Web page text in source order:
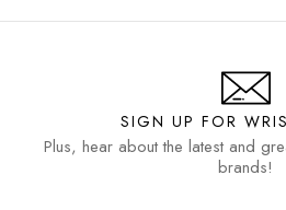
SIGN UP FOR
Plus, hear about the latest and
brands!